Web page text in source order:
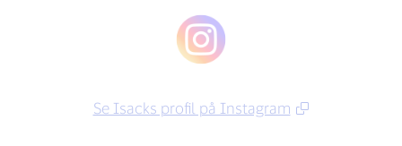
Se Isacks profil på Instagram